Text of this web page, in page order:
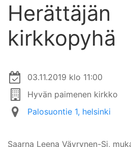
Herättäjän
kirkkopyhä
03.11.2019 klo 11:00
Hyvän paimenen kirkko
Palosuontie 1, helsinki
Saarna Leena Väyrynen-Si,